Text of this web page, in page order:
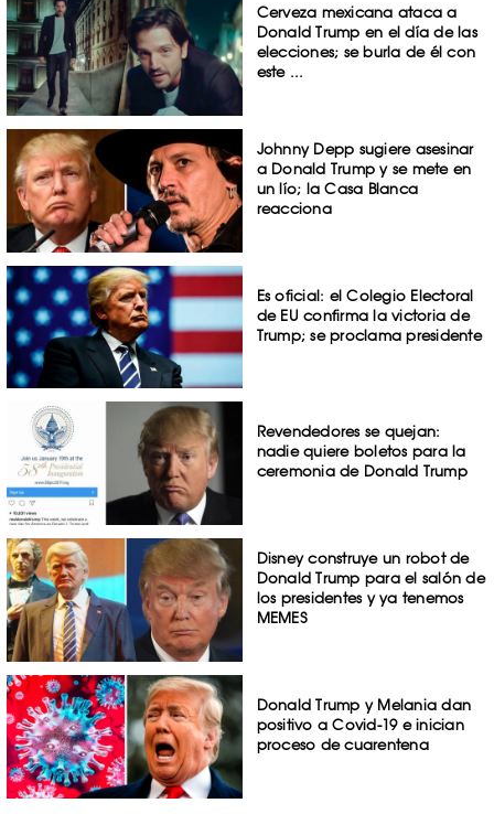
Cerveza mexicana ataca a
Donald Trump en el día de las
elecciones; se burla de él con
este ...
Johnny Depp sugiere asesinar
a Donald Trump y se mete en
un lío; la Casa Blanca
reacciona
Es oficial: el Colegio Electoral
de EU confirma la victoria de
Trump; se proclama presidente
Revendedores se quejan:
nadie quiere boletos para la
ceremonia de Donald Trump
Disney construye un robot de
Donald Trump para el salón de
los presidentes y ya tenemos
MEMES
Donald Trump y Melania dan
positivo a Covid-19 e inician
proceso de cuarentena